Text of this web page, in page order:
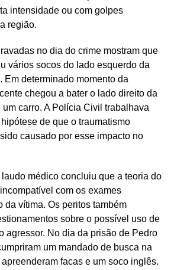
intensidade ou com golpes
região.
no dia do crime mostram que
vários socos do lado esquerdo da
Em determinado momento da
chegou a bater o lado direito da
carro. A Polícia Civil trabalhava
de que o traumatismo
causado por esse impacto no
médico concluiu que a teoria do
com os exames
da vítima. Os peritos também
sobre o possível uso de
agressor. No dia da prisão de Pedro
um mandado de busca na
facas e um soco inglês.